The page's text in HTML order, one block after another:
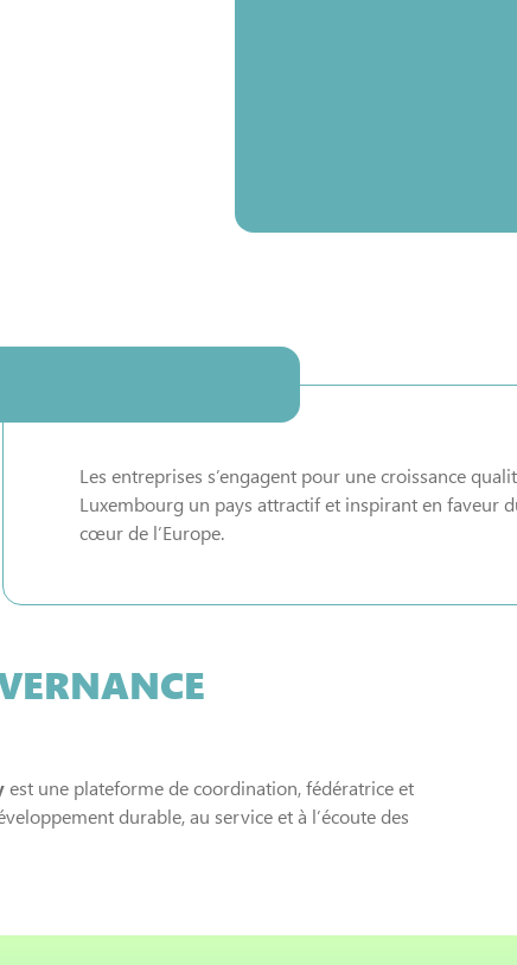
Les entreprises s’engagent pour une croissance
Luxembourg un pays attractif et inspirant en faveur
cœur de l’Europe.
est une plateforme de coordination, fédératrice et
durable, au service et à l’écoute des